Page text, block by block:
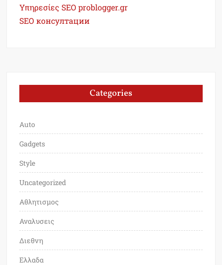
Υπηρεσίες SEO problogger.gr
SEO консултации
Categories
Auto
Gadgets
Style
Uncategorized
Αθλητισμος
Αναλυσεις
Διεθνη
Ελλαδα